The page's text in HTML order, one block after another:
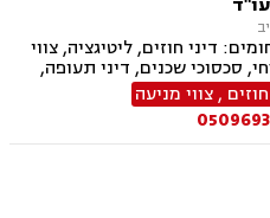
בעלי מניות, דיני צרכנות
סכסוך שכנים.
דיני חוזים, ליטיגציה, צווי
סכסוכי שכנים, דיני תעופה,
ותיירות, קניין רוחני, זכויות
תביעות ייצוגיות, לשון הרע,
,צווי מניעה